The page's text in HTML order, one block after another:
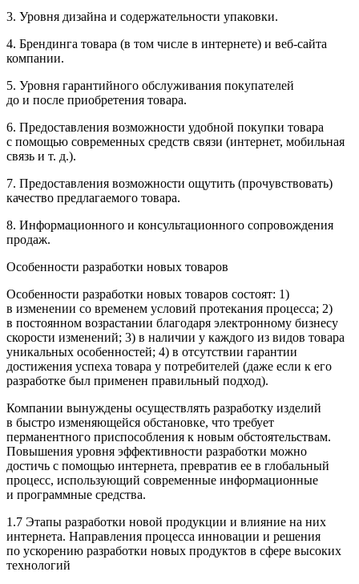
3. Уровня дизайна и содержательности упаковки.
4. Брендинга товара (в том числе в интернете) и веб-сайта
компании.
5. Уровня гарантийного обслуживания покупателей
до и после приобретения товара.
6. Предоставления возможности удобной покупки товара
с помощью современных средств связи (интернет, мобильная
связь и т. д.).
7. Предоставления возможности ощутить (прочувствовать)
качество предлагаемого товара.
8. Информационного и консультационного сопровождения
продаж.
Особенности разработки новых товаров
Особенности разработки новых товаров состоят: 1)
в изменении со временем условий протекания процесса; 2)
в постоянном возрастании благодаря электронному бизнесу
скорости изменений; 3) в наличии у каждого из видов товара
уникальных особенностей; 4) в отсутствии гарантии
достижения успеха товара у потребителей (даже если к его
разработке был применен правильный подход).
Компании вынуждены осуществлять разработку изделий
в быстро изменяющейся обстановке, что требует
перманентного приспособления к новым обстоятельствам.
Повышения уровня эффективности разработки можно
достичь с помощью интернета, превратив ее в глобальный
процесс, использующий современные информационные
и программные средства.
1.7 Этапы разработки новой продукции и влияние на них
интернета. Направления процесса инновации и решения
по ускорению разработки новых продуктов в сфере высоких
технологий